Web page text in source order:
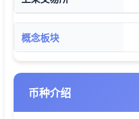
币种介绍